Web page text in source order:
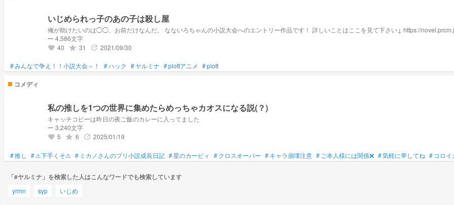
いじめられっ子のあの子は殺し屋
俺が助けたいのは◯◯、お前だけなんだ。 なないろちゃんの小説大会へのエントリー作品です！ 詳しいことはここを見て下さい↓ https://
ー 4,586文字
favorite 40 grade 31 update 2021/09/30
#みんなで争え！！小説大会～！ #ハック #ヤルミナ #plottアニメ #plott
コメディ
私の推しを1つの世界に集めたらめっちゃカオスになる説(？)
キャッチコピーは昨日の夜ご飯のカレーに入ってました
ー 3,240文字
favorite 5 grade 6 update 2025/01/19
#推し #⚠下手くそ⚠ # ミカノさんのプリ小説成長日記 #星のカービィ #クロスオーバー #キャラ崩壊注意 # ご本人様には関係❌ #気軽に💬してね # コロイ
「#ヤルミナ」を検索した人はこんなワードでも検索しています
yrmn syp いじめ